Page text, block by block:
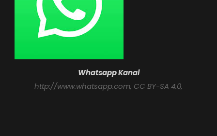
Whatsapp Kanal
http://www.whatsapp.com, CC BY-SA 4.0,